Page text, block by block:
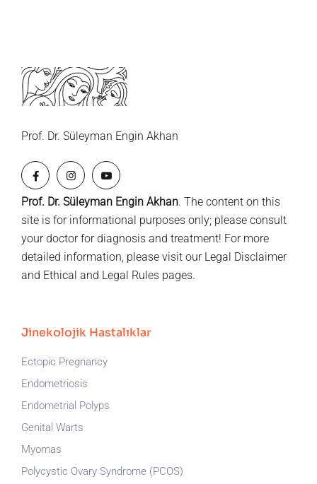
Prof. Dr. Süleyman Engin Akhan
Prof. Dr. Süleyman Engin Akhan. The content on this
site is for informational purposes only; please consult
your doctor for diagnosis and treatment! For more
detailed information, please visit our Legal Disclaimer
and Ethical and Legal Rules pages.
Jinekolojik Hastalıklar
Ectopic Pregnancy
Endometriosis
Endometrial Polyps
Genital Warts
Myomas
Polycystic Ovary Syndrome (PCOS)